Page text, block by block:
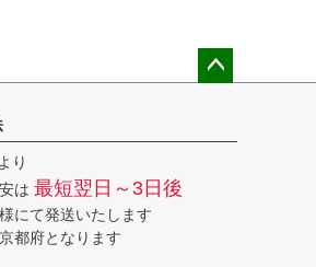
ップ
り
は 最短翌日～3日後
にて発送いたします
都府となります